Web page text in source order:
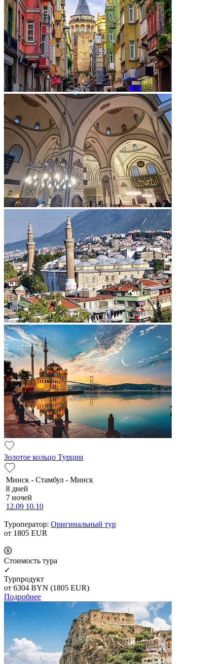
Золотое кольцо Турции
Минск - Стамбул - Минск
8 дней
7 ночей
12.09 10.10
Туроператор: Оригинальный тур
от 1805 EUR
Cтоимость тура
✓
Турпродукт
от 6304 BYN (1805 EUR)
Подробнее